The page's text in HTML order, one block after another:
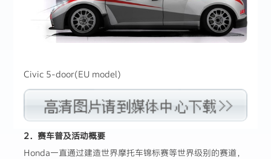
Civic 5-door(EU model)
2．赛车普及活动概要
Honda一直通过建造世界摩托车锦标赛等世界级别的赛道，